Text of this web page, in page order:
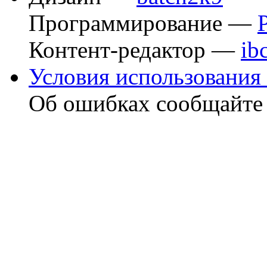
Программирование —
Контент-редактор —
Условия использования
Об ошибках